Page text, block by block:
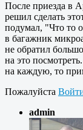
После приезда в
решил сделать
подумал, "Что то
в багажник
не обратил
на это
на каждую, то
Пожалуйста
admin